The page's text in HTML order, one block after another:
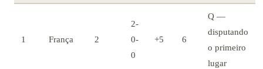
1 França 2
2-
0-
0
+5 6
Q —
disputando
o primeiro
lugar